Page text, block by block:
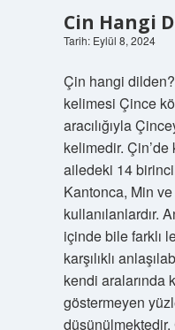
Cin Hangi
Tarih: Eylül 8, 2024
Çin hangi dilden?
kelimesi Çince
aracılığıyla
kelimedir.
ailedeki 14
Kantonca, Min
kullanılanlardır.
içinde bile farklı
karşılıklı
kendi aralarında
göstermeyen